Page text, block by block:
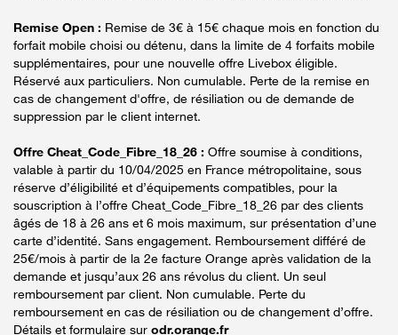
Remise Open : Remise de 3€ à 15€ chaque mois en fonction du
forfait mobile choisi ou détenu, dans la limite de 4 forfaits mobile
supplémentaires, pour une nouvelle offre Livebox éligible.
Réservé aux particuliers. Non cumulable. Perte de la remise en
cas de changement d'offre, de résiliation ou de demande de
suppression par le client internet.
Offre Cheat_Code_Fibre_18_26 : Offre soumise à conditions,
valable à partir du 10/04/2025 en France métropolitaine, sous
réserve d’éligibilité et d’équipements compatibles, pour la
souscription à l’offre Cheat_Code_Fibre_18_26 par des clients
âgés de 18 à 26 ans et 6 mois maximum, sur présentation d’une
carte d’identité. Sans engagement. Remboursement différé de
25€/mois à partir de la 2e facture Orange après validation de la
demande et jusqu’aux 26 ans révolus du client. Un seul
remboursement par client. Non cumulable. Perte du
remboursement en cas de résiliation ou de changement d’offre.
Détails et formulaire sur odr.orange.fr